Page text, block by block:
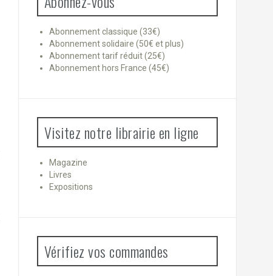
Abonnement classique (33€)
Abonnement solidaire (50€ et plus)
Abonnement tarif réduit (25€)
Abonnement hors France (45€)
Visitez notre librairie en ligne
Magazine
Livres
Expositions
Vérifiez vos commandes